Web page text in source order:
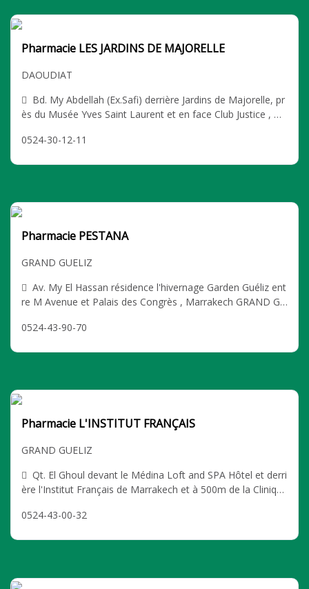
Pharmacie LES JARDINS DE MAJORELLE
DAOUDIAT
Bd. My Abdellah (Ex.Safi) derrière Jardins de Majorelle, pr
ès du Musée Yves Saint Laurent et en face Club Justice , M
0524-30-12-11
Pharmacie PESTANA
GRAND GUELIZ
Av. My El Hassan résidence l'hivernage Garden Guéliz ent
re M Avenue et Palais des Congrès , Marrakech GRAND GU
0524-43-90-70
Pharmacie L'INSTITUT FRANÇAIS
GRAND GUELIZ
Qt. El Ghoul devant le Médina Loft and SPA Hôtel et derri
ère l'Institut Français de Marrakech et à 500m de la Clinique
0524-43-00-32